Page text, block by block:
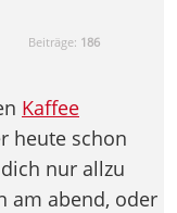
Beiträge: 186
Kaffee
heute schon
nur allzu
am abend, oder